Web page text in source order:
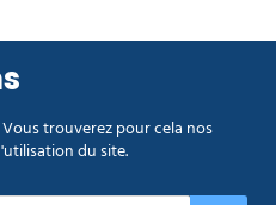
trouverez pour cela nos
du site.